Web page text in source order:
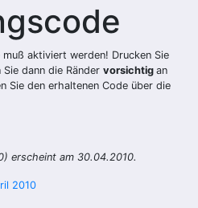
aktiviert werden! Drucken Sie
dann die Ränder vorsichtig an
Sie den erhaltenen Code über die
erscheint am 30.04.2010.
2010